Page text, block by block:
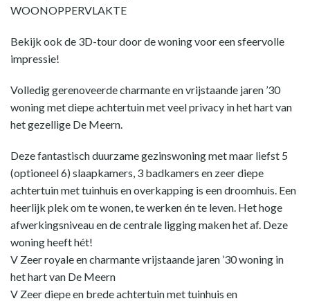
WOONOPPERVLAKTE
Bekijk ook de 3D-tour door de woning voor een sfeervolle
impressie!
Volledig gerenoveerde charmante en vrijstaande jaren ’30
woning met diepe achtertuin met veel privacy in het hart van
het gezellige De Meern.
Deze fantastisch duurzame gezinswoning met maar liefst 5
(optioneel 6) slaapkamers, 3 badkamers en zeer diepe
achtertuin met tuinhuis en overkapping is een droomhuis. Een
heerlijk plek om te wonen, te werken én te leven. Het hoge
afwerkingsniveau en de centrale ligging maken het af. Deze
woning heeft hét!
V Zeer royale en charmante vrijstaande jaren ’30 woning in
het hart van De Meern
V Zeer diepe en brede achtertuin met tuinhuis en